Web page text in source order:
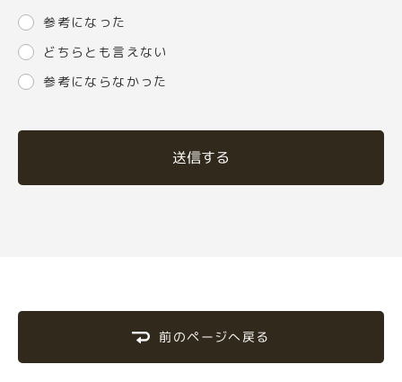
参考になった
どちらとも言えない
参考にならなかった
送信する
前のページへ戻る